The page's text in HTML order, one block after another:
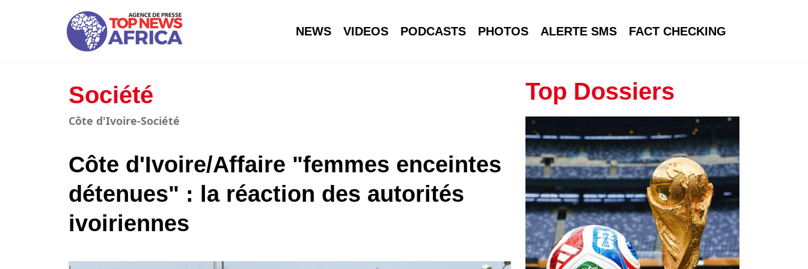
NEWS VIDEOS PODCASTS PHOTOS ALERTE SMS FACT CHECKING
Société
Côte d'Ivoire-Société
Côte d'Ivoire/Affaire "femmes enceintes
détenues" : la réaction des autorités
ivoiriennes
Top Dossiers